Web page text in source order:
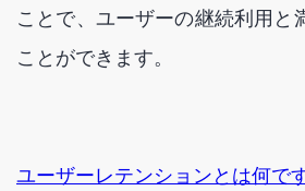
ことで、ユーザーの継続利用と
ことができます。
ユーザーレテンションとは何で